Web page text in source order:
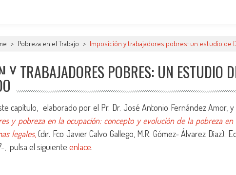
> Pobreza en el Trabajo > Imposición y trabajadores pobres: un estudio de
Y TRABAJADORES POBRES: UN ESTUDIO
capítulo, elaborado por el Pr. Dr. José Antonio Fernández Amor,
y pobreza en la ocupación: concepto y evolución de la pobreza
legales, (dir. Fco Javier Calvo Gallego, M.R. Gómez- Álvarez Díaz).
pulsa el siguiente enlace.